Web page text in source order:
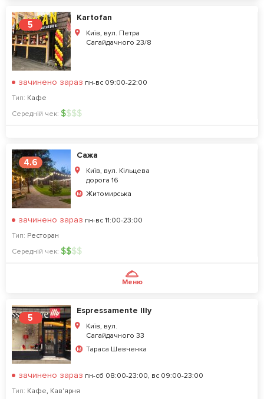
5
Kartofan
Київ, вул. Петра
Сагайдачного 23/8
зачинено зараз пн-вс 09:00-22:00
Тип: Кафе
Середній чек: $$$$
4.6
Сажа
Київ, вул. Кільцева
дорога 16
Житомирська
зачинено зараз пн-вс 11:00-23:00
Тип: Ресторан
Середній чек: $$$$
Меню
5
Espressamente Illy
Київ, вул.
Cагайдачного 33
Тараса Шевченка
зачинено зараз пн-сб 08:00-23:00, вс 09:00-23:00
Тип: Кафе, Кав'ярня